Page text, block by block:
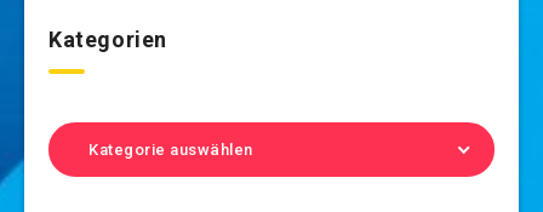
Kategorien
Kategorie auswählen